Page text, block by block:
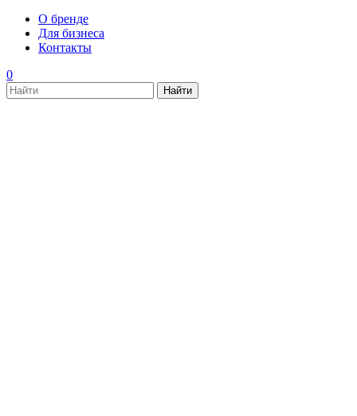
О бренде
Для бизнеса
Контакты
0